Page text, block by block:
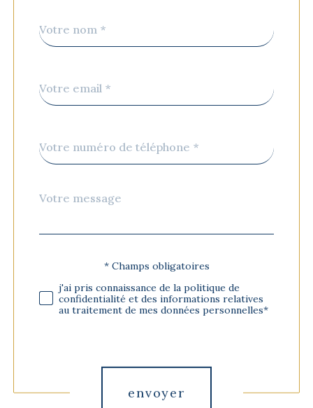
Fieldset
*
*
*
Fieldset
défaut
Message
Validation* Champs obligatoires
j'ai pris connaissance de la politique de
confidentialité et des informations relatives
au traitement de mes données personnelles*
envoyer